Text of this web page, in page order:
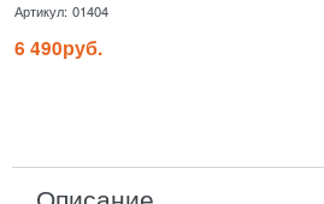
Артикул: 01404
6 490руб.